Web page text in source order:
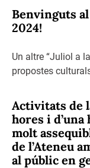
Benvinguts al
2024!
Un altre “Juliol a
propostes
Activitats de
hores i
molt
de l’Ateneu
al públic en